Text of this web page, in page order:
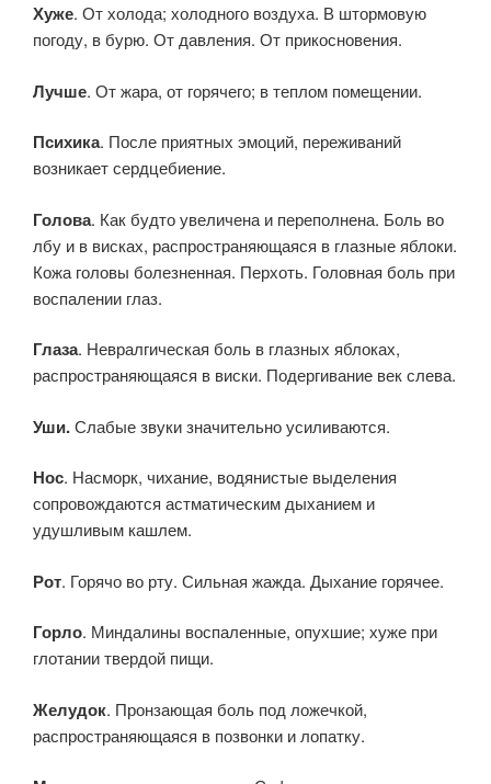
Хуже. От холода; холодного воздуха. В штормовую
погоду, в бурю. От давления. От прикосновения.
Лучше. От жара, от горячего; в теплом помещении.
Психика. После приятных эмоций, переживаний
возникает сердцебиение.
Голова. Как будто увеличена и переполнена. Боль во
лбу и в висках, распространяющаяся в глазные яблоки.
Кожа головы болезненная. Перхоть. Головная боль при
воспалении глаз.
Глаза. Невралгическая боль в глазных яблоках,
распространяющаяся в виски. Подергивание век слева.
Уши.Слабые звуки значительно усиливаются.
Нос. Насморк, чихание, водянистые выделения
сопровождаются астматическим дыханием и
удушливым кашлем.
Рот. Горячо во рту. Сильная жажда. Дыхание горячее.
Горло. Миндалины воспаленные, опухшие; хуже при
глотании твердой пищи.
Желудок. Пронзающая боль под ложечкой,
распространяющаяся в позвонки и лопатку.